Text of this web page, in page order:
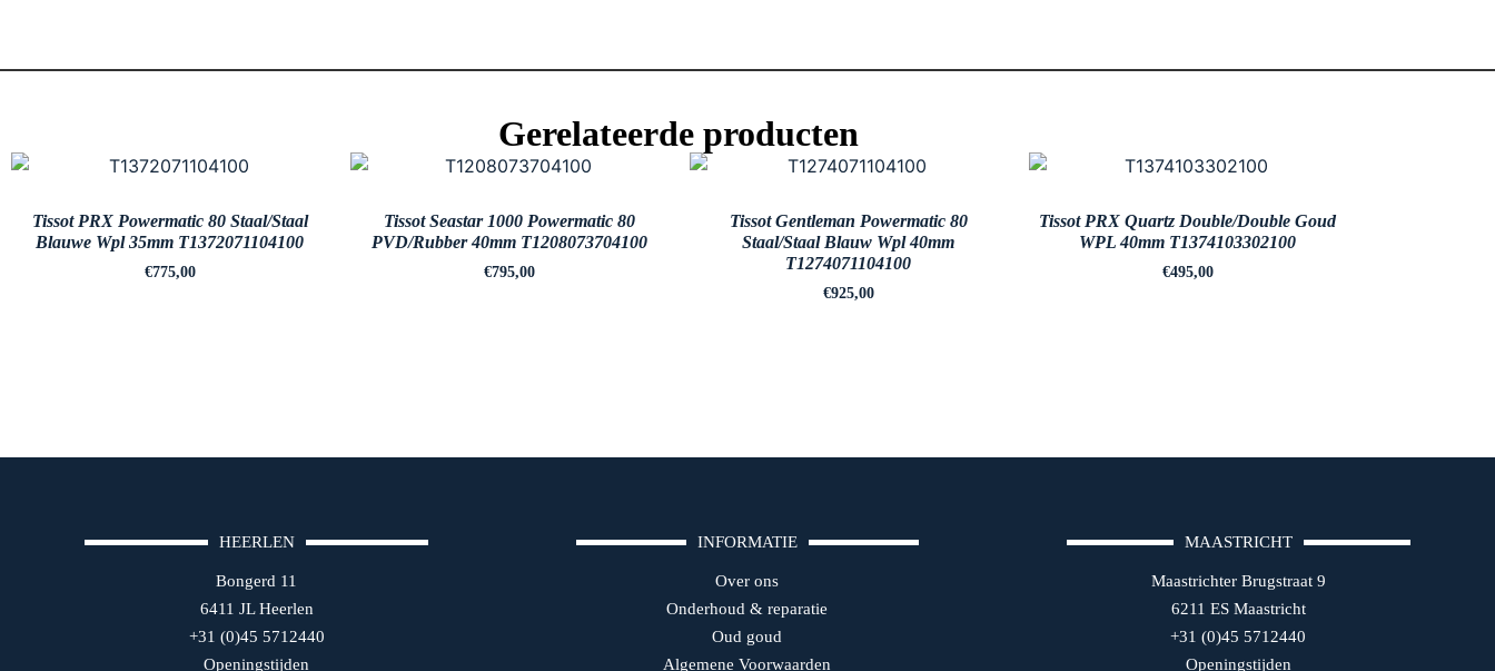
Gerelateerde producten
Tissot PRX Powermatic 80 Staal/Staal
Blauwe Wpl 35mm T1372071104100
€775,00
Tissot Seastar 1000 Powermatic 80
PVD/Rubber 40mm T1208073704100
€795,00
Tissot Gentleman Powermatic 80
Staal/Staal Blauw Wpl 40mm
T1274071104100
€925,00
Tissot PRX Quartz Double/Double Goud
WPL 40mm T1374103302100
€495,00
HEERLEN
Bongerd 11
6411 JL Heerlen
+31 (0)45 5712440
Openingstijden
INFORMATIE
Over ons
Onderhoud & reparatie
Oud goud
Algemene Voorwaarden
MAASTRICHT
Maastrichter Brugstraat 9
6211 ES Maastricht
+31 (0)45 5712440
Openingstijden